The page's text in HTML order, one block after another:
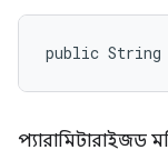
public String
প্যারামিটারাইজড